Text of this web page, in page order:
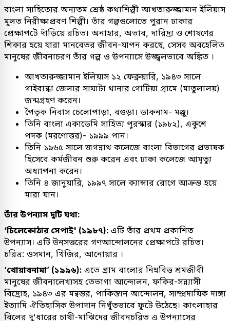
বাংলা সাহিত্যের অন্যতম শ্রেষ্ঠ কথাশিল্পী আখতারুজ্জামান ইলিয়াস
মূলত নিরীক্ষাপ্রবণ শিল্পী। তাঁর গল্পগুলোতে পুরান ঢাকার
প্রেক্ষাপটে দাঁড়িয়ে রচিত। অনাহার, অভাব, দারিদ্র্য ও শোষণের
শিকার হয়ে যারা মানবেতর জীবন-যাপন করছে, সেসব অবহেলিত
মানুষের জীবনাচরণ তাঁর গল্প ও উপন্যাসে উজ্জ্বলভাবে অঙ্কিত ।
আখতারুজ্জামান ইলিয়াস ১২ ফেব্রুয়ারি, ১৯৪৩ সালে
গাইবান্ধা জেলার সাঘাটা থানার গোটিয়া গ্রামে (মাতুলালয়)
জন্মগ্রহণ করেন।
পৈতৃক নিবাস চেলোপাড়া, বগুড়া। ডাকনাম- মঞ্জু।
তিনি বাংলা একাডেমি সাহিত্য পুরস্কার (১৯৮২), একুশে
পদক (মরণোত্তর)- ১৯৯৯ পান।
তিনি ১৯৬৫ সালে জগন্নাথ কলেজে বাংলা বিভাগের প্রভাষক
হিসেবে কর্মজীবন শুরু করেন এবং ঢাকা কলেজে আমৃত্যু
অধ্যাপনা করেন।
তিনি ৪ জানুয়ারি, ১৯৯৭ সালে ক্যান্সার রোগে আক্রন্ত হয়ে
মারা যান।
তাঁর উপন্যাস দুটি যথা:
‘চিলেকোঠার সেপাই' (১৯৮৭): এটি তাঁর প্রথম প্রকাশিত
উপন্যাস। এটি উনসত্তরের গণআন্দোলনের প্রেক্ষাপটে রচিত।
চরিত্র: ওসমান, খিজির, আনোয়ার ।
‘খোয়াবনামা’ (১৯৯৬): এতে গ্রাম বাংলার নিম্নবিত্ত শ্রমজীবী
মানুষের জীবনালেখ্যসহ তেভাগা আন্দোলন, ফকির-সন্ন্যাসী
বিদ্রোহ, ১৯৪৩ এর মন্বন্তর, পাকিস্তান আন্দোলন, সাম্প্রদায়িক দাঙ্গা
ইত্যাদি ঐতিহাসিক উপাদান নিখুঁতভাবে ফুটে উঠেছে। কাৎলাহার
বিলের দু'ধারের চাষী-মাঝিদের জীবনচরিত এ উপন্যাসের